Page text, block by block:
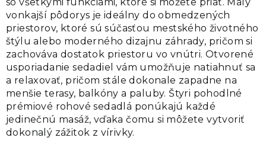
vonkajší pôdorys je ideálny do obmedzených
priestorov, ktoré sú súčasťou mestského životného
štýlu alebo moderného dizajnu záhrady, pričom si
zachováva dostatok priestoru vo vnútri. Otvorené
usporiadanie sedadiel vám umožňuje natiahnuť sa
a relaxovať, pričom stále dokonale zapadne na
menšie terasy, balkóny a paluby. Štyri pohodlné
prémiové rohové sedadlá ponúkajú každé
jedinečnú masáž, vďaka čomu si môžete vytvoriť
dokonalý zážitok z vírivky.